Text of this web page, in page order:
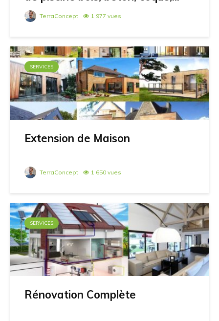
TerraConcept 1 977 vues
SERVICES
Extension de Maison
TerraConcept 1 650 vues
SERVICES
Rénovation Complète